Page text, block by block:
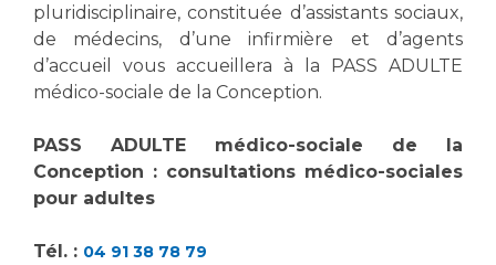
Livret d'accueil
Salon des familles
Transports sanitaires
Handicap
Handi 13
La recherche clinique à l'AP-HM
Les structures de recherche
Écoles et Instituts de Formation
Plateforme des internes
pluridisciplinaire, constituée d’assistants sociaux,
de médecins, d’une infirmière et d’agents
d’accueil vous accueillera à la PASS ADULTE
médico-sociale de la Conception.
PASS ADULTE médico-sociale de la
Conception : consultations médico-sociales
pour adultes
Tél. : 04 91 38 78 79